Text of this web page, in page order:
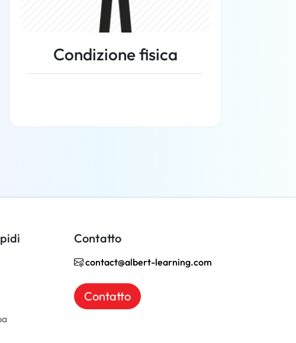
Condizione fisica
Contatto
contact@albert-learning.com
Contatto